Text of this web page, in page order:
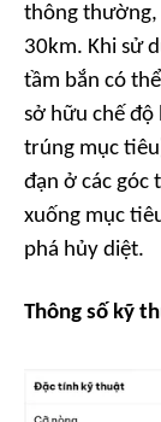
thông thường,
30km. Khi sử
tầm bắn có
sở hữu chế độ
trúng mục
đạn ở các góc
xuống mục
phá hủy diệt.
Thông số kỹ